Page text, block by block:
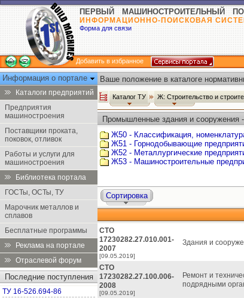
ПЕРВЫЙ МАШИНОСТРОИТЕЛЬНЫЙ
ИНФОРМАЦИОННО-ПОИСКОВАЯ
Форма для связи
Добавить в избранное
Информация о портале
Каталоги предприятий
Предприятия
машиностроения
Поставщики проката,
поковок, отливок
Работы и услуги для
машиностроения
Библиотека портала
ГОСТы, ОСТы, ТУ
Марочник металлов и
сплавов
Бесплатные программы
Реклама на портале
Отраслевой форум
Последние поступления
ТУ 16-526.694-86
Ваше положение в каталоге
Каталог ТУ Ж: Строительство и
Промышленные здания и сооружения
Ж50 - Классификация,
Ж51 - Горнодобывающие
Ж52 - Металлургические
Ж53 - Машиностроительные
Сортировка
СТО
17230282.27.010.001-
2007
[09.05.2019]
Здания и
СТО
17230282.27.100.006-
2008
[09.05.2019]
Ремонт и
подрядными